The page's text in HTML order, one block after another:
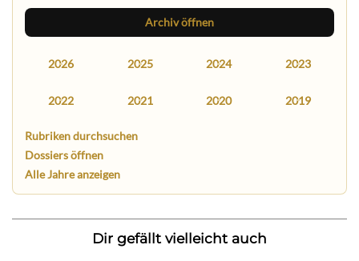
Archiv öffnen
2026 2025 2024 2023
2022 2021 2020 2019
Rubriken durchsuchen
Dossiers öffnen
Alle Jahre anzeigen
Dir gefällt vielleicht auch